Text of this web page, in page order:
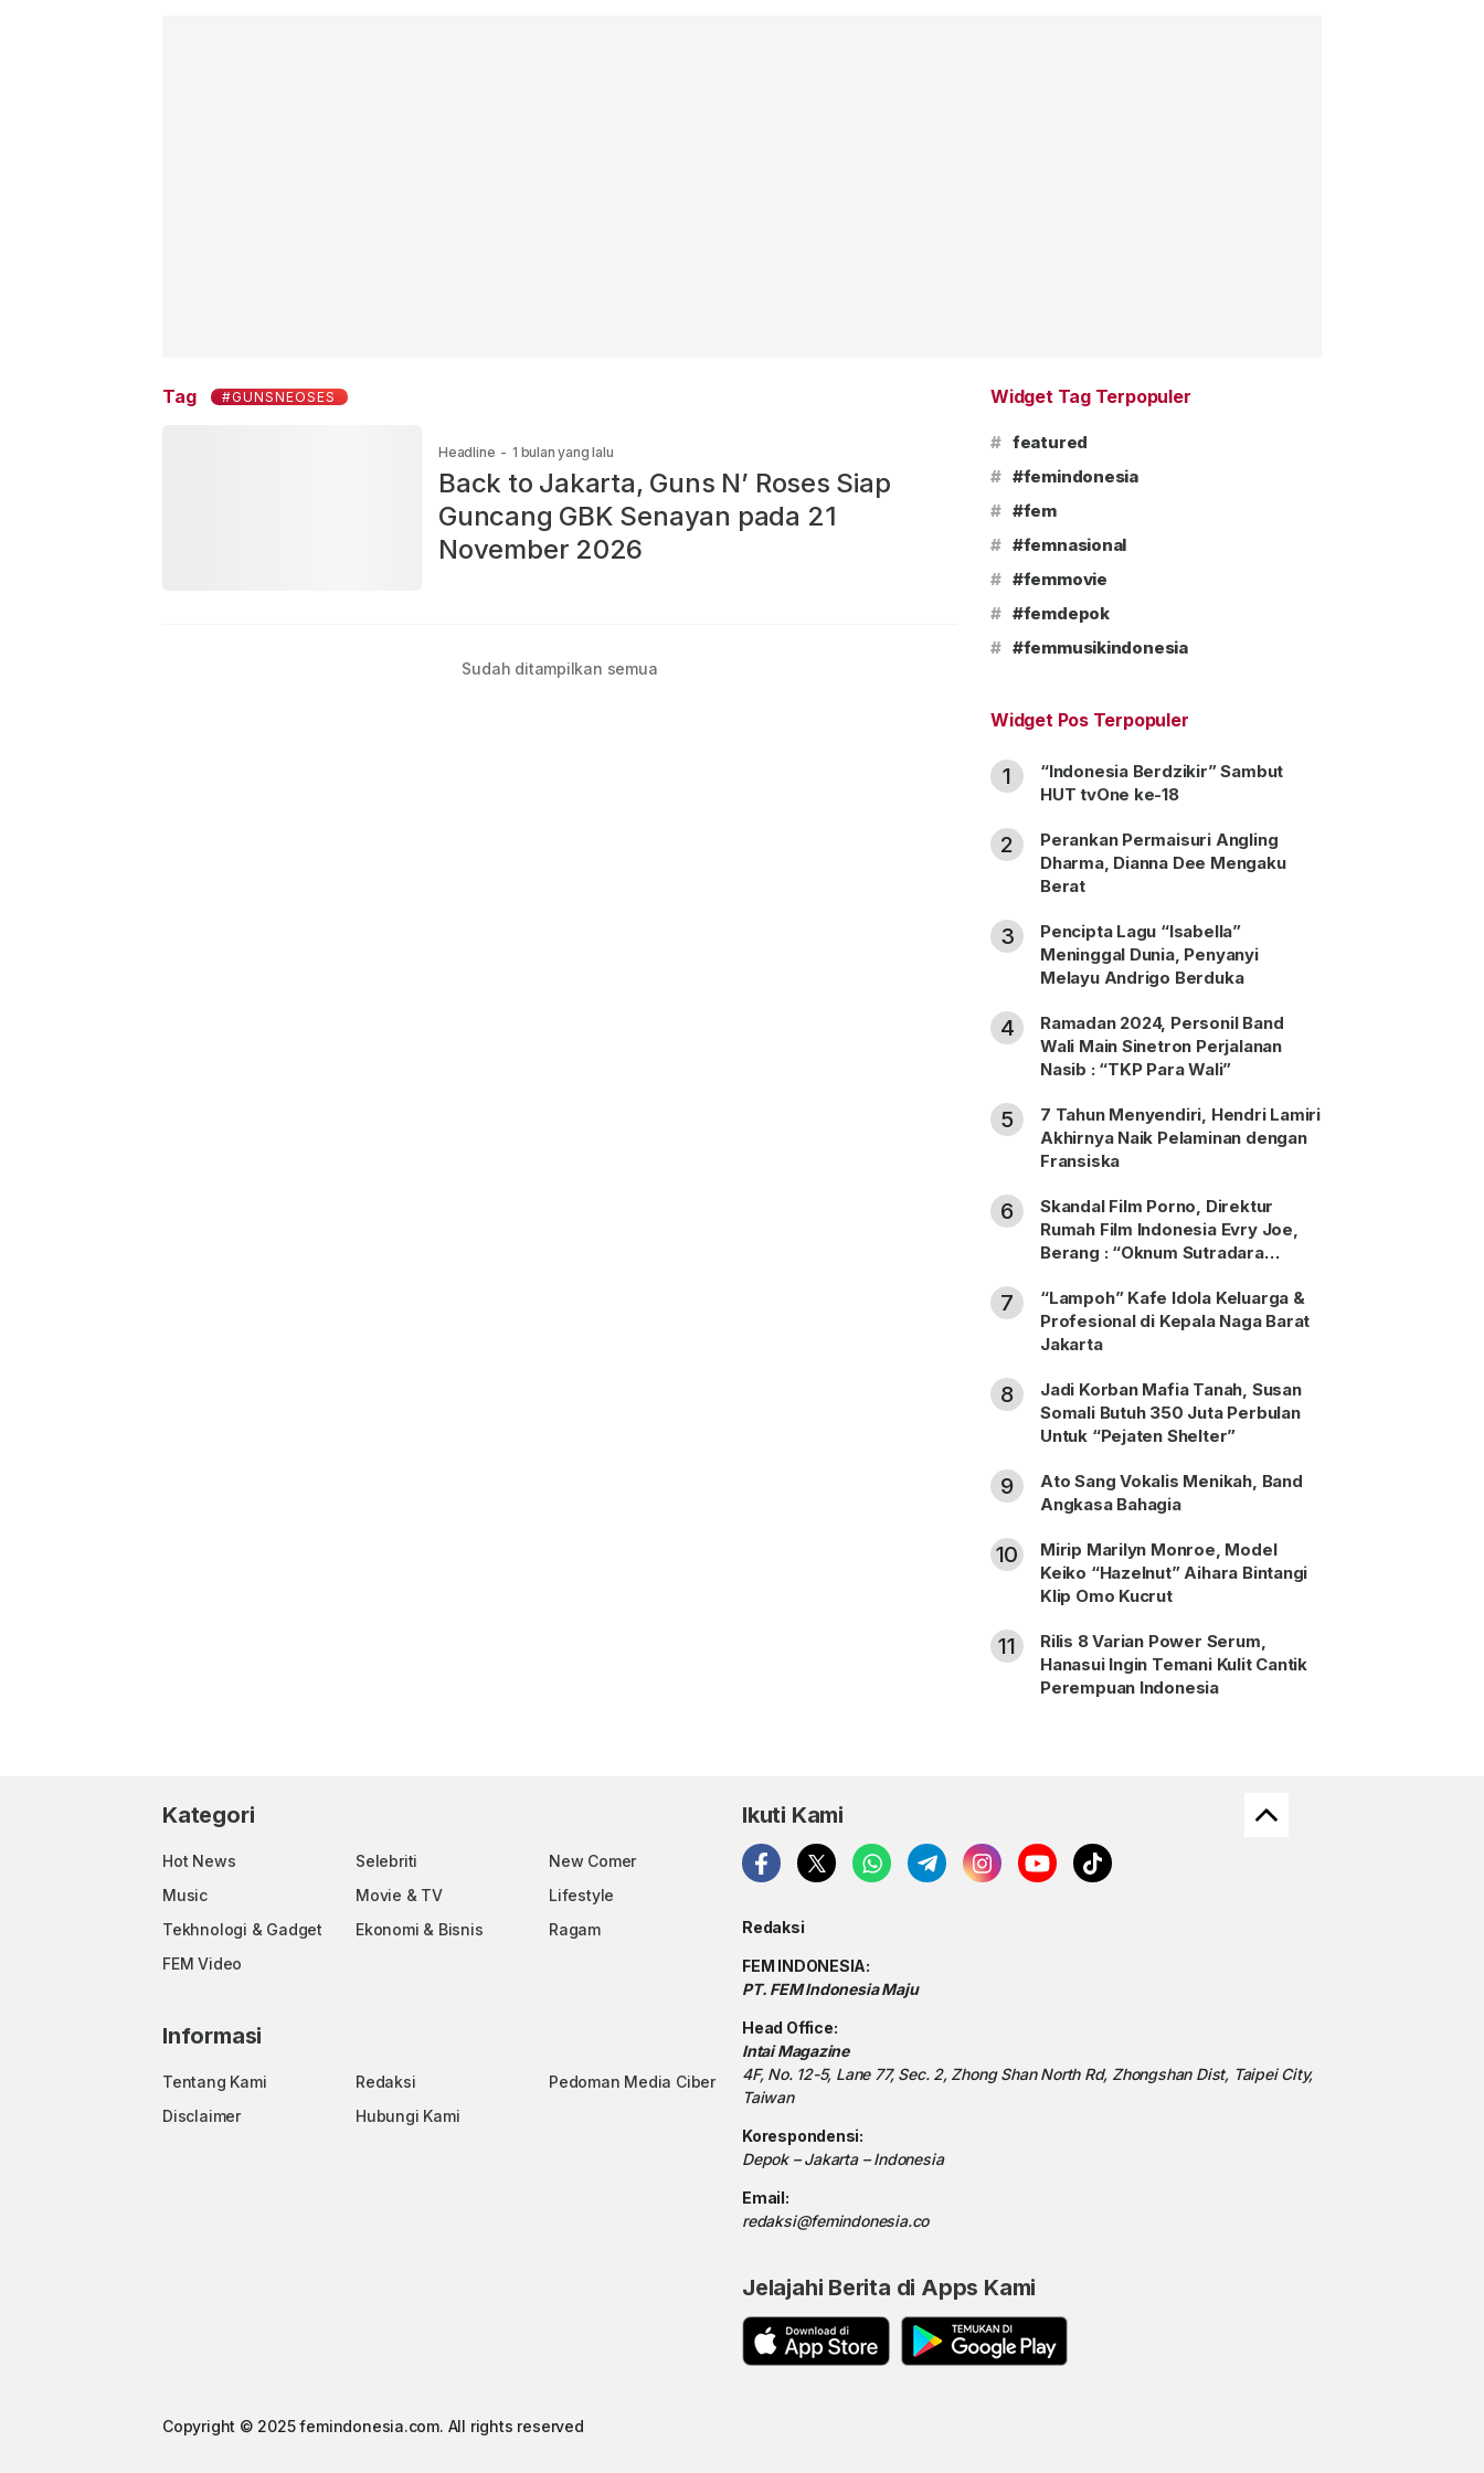
Tag #GUNSNEOSES
Headline - 1 bulan yang lalu
Back to Jakarta, Guns N’ Roses Siap
Guncang GBK Senayan pada 21
November 2026
Sudah ditampilkan semua
Widget Tag Terpopuler
# featured
# #femindonesia
# #fem
# #femnasional
# #femmovie
# #femdepok
# #femmusikindonesia
Widget Pos Terpopuler
1
“Indonesia Berdzikir” Sambut
HUT tvOne ke-18
2
Perankan Permaisuri Angling
Dharma, Dianna Dee Mengaku
Berat
3
Pencipta Lagu “Isabella”
Meninggal Dunia, Penyanyi
Melayu Andrigo Berduka
4
Ramadan 2024, Personil Band
Wali Main Sinetron Perjalanan
Nasib : “TKP Para Wali”
5
7 Tahun Menyendiri, Hendri Lamiri
Akhirnya Naik Pelaminan dengan
Fransiska
6
Skandal Film Porno, Direktur
Rumah Film Indonesia Evry Joe,
Berang : “Oknum Sutradara
7
“Lampoh” Kafe Idola Keluarga &
Profesional di Kepala Naga Barat
Jakarta
8
Jadi Korban Mafia Tanah, Susan
Somali Butuh 350 Juta Perbulan
Untuk “Pejaten Shelter”
9
Ato Sang Vokalis Menikah, Band
Angkasa Bahagia
10
Mirip Marilyn Monroe, Model
Keiko “Hazelnut” Aihara Bintangi
Klip Omo Kucrut
11
Rilis 8 Varian Power Serum,
Hanasui Ingin Temani Kulit Cantik
Perempuan Indonesia
Kategori
Hot News Selebriti
New Comer
Music
Movie & TV
Lifestyle
Tekhnologi & Gadget
Ekonomi & Bisnis
Ragam
FEM Video
Informasi
Tentang Kami Redaksi
Pedoman Media Ciber
Disclaimer
Hubungi Kami
Ikuti Kami
Redaksi
FEM INDONESIA:
PT. FEM Indonesia Maju
Head Office:
Intai Magazine
4F, No. 12-5, Lane 77, Sec. 2, Zhong Shan North Rd, Zhongshan Dist, Taipei City,
Taiwan
Korespondensi:
Depok – Jakarta – Indonesia
Email:
redaksi@femindonesia.co
Jelajahi Berita di Apps Kami
Copyright © 2025 femindonesia.com. All rights reserved